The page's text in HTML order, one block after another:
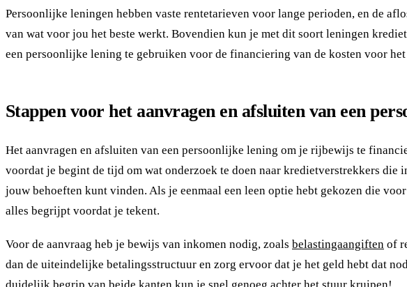
Persoonlijke leningen hebben vaste rentetarieven voor lange perioden, en de
van wat voor jou het beste werkt. Bovendien kun je met dit soort leningen
een persoonlijke lening te gebruiken voor de financiering van de kosten voor
Stappen voor het aanvragen en afsluiten van een
Het aanvragen en afsluiten van een persoonlijke lening om je rijbewijs te
voordat je begint de tijd om wat onderzoek te doen naar kredietverstrekkers
jouw behoeften kunt vinden. Als je eenmaal een leen optie hebt gekozen die
alles begrijpt voordat je tekent.
Voor de aanvraag heb je bewijs van inkomen nodig, zoals belastingaangiften of
dan de uiteindelijke betalingsstructuur en zorg ervoor dat je het geld hebt dat